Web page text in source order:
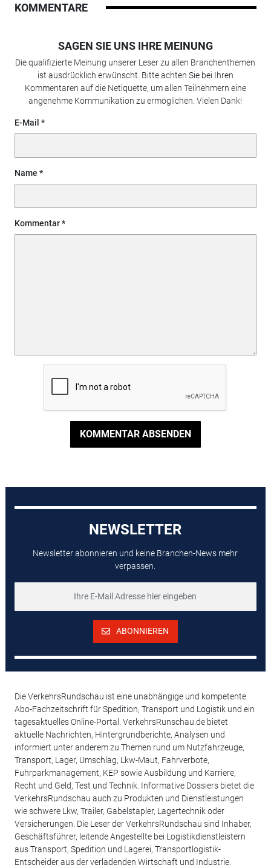
KOMMENTARE
SAGEN SIE UNS IHRE MEINUNG
Die qualifizierte Meinung unserer Leser zu allen Branchenthemen
ist ausdrücklich erwünscht. Bitte achten Sie bei Ihren
Kommentaren auf die Netiquette, um allen Teilnehmern eine
angenehme Kommunikation zu ermöglichen. Vielen Dank!
E-Mail
Name
Kommentar
KOMMENTAR ABSENDEN
NEWSLETTER
Newsletter abonnieren und keine Branchen-News mehr
verpassen.
ABONNIEREN
Die VerkehrsRundschau ist eine unabhängige und kompetente
Abo-Fachzeitschrift für Spedition, Transport und Logistik und ein
tagesaktuelles Online-Portal. VerkehrsRunschau.de bietet
aktuelle Nachrichten, Hintergrundberichte, Analysen und
informiert unter anderem zu Themen rund um Nutzfahrzeuge,
Transport, Lager, Umschlag, Lkw-Maut, Fahrverbote,
Fuhrparkmanagement, KEP sowie Ausbildung und Karriere,
Recht und Geld, Test und Technik. Informative Dossiers bietet die
VerkehrsRundschau auch zu Produkten und Dienstleistungen
wie schwere Lkw, Trailer, Gabelstapler, Lagertechnik oder
Versicherungen. Die Leser der VerkehrsRundschau sind Inhaber,
Geschäftsführer, leitende Angestellte bei Logistikdienstleistern
aus Transport, Spedition und Lagerei, Transportlogistik-
Entscheider aus der verladenden Wirtschaft und Industrie.